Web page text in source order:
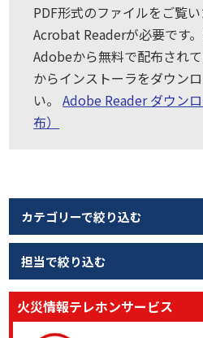
PDF形式のファイルをご覧い
Acrobat Readerが必要です
Adobeから無料で配布され
からインストーラをダウン
い。Adobe Reader ダウン
布）
カテゴリーで絞り込む
担当で絞り込む
火災情報テレホンサービス